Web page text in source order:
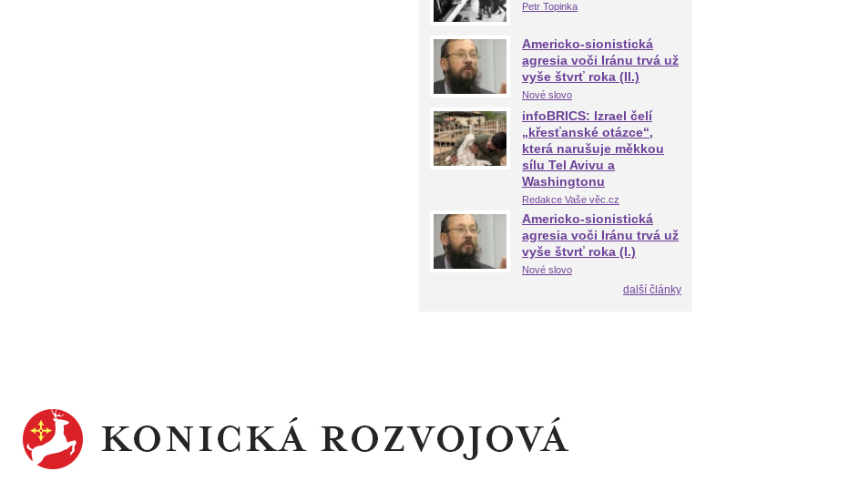
Petr Topinka
Americko-sionistická
agresia voči Iránu trvá už
vyše štvrť roka (II.)
Nové slovo
infoBRICS: Izrael čelí
„křesťanské otázce“,
která narušuje měkkou
sílu Tel Avivu a
Washingtonu
Redakce Vaše věc.cz
Americko-sionistická
agresia voči Iránu trvá už
vyše štvrť roka (I.)
Nové slovo
další články